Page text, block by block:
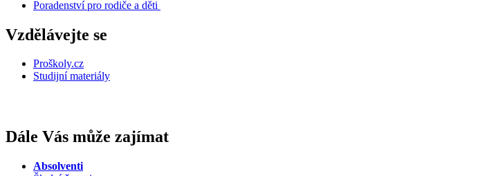
Poradenství pro rodiče a děti
Vzdělávejte se
Proškoly.cz
Studijní materiály
Dále Vás může zajímat
Absolventi